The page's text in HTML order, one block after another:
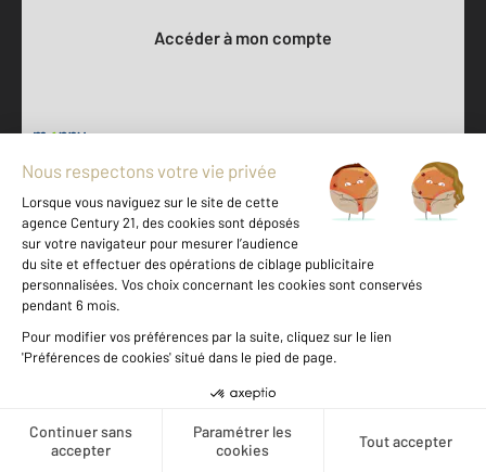
Créer une alerte
500 m ©Mappy
Accéder à mon compte
Votre agence est notée
Achat
Vente
9,0 /10
Location
Gestion
9,7/10
Devenir franchisé